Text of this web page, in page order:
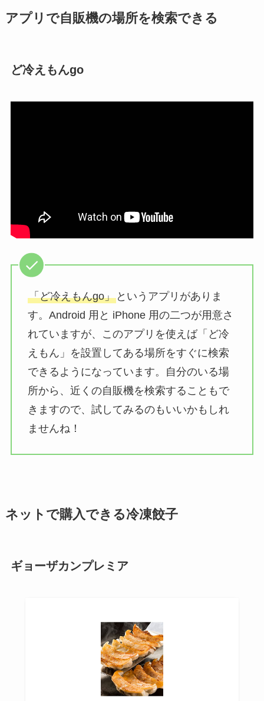
アプリで自販機の場所を検索できる
ど冷えもんgo
「ど冷えもんgo」というアプリがありま
す。Android 用と iPhone 用の二つが用意さ
れていますが、このアプリを使えば「ど冷
えもん」を設置してある場所をすぐに検索
できるようになっています。自分のいる場
所から、近くの自販機を検索することもで
きますので、試してみるのもいいかもしれ
ませんね！
ネットで購入できる冷凍餃子
ギョーザカンプレミア